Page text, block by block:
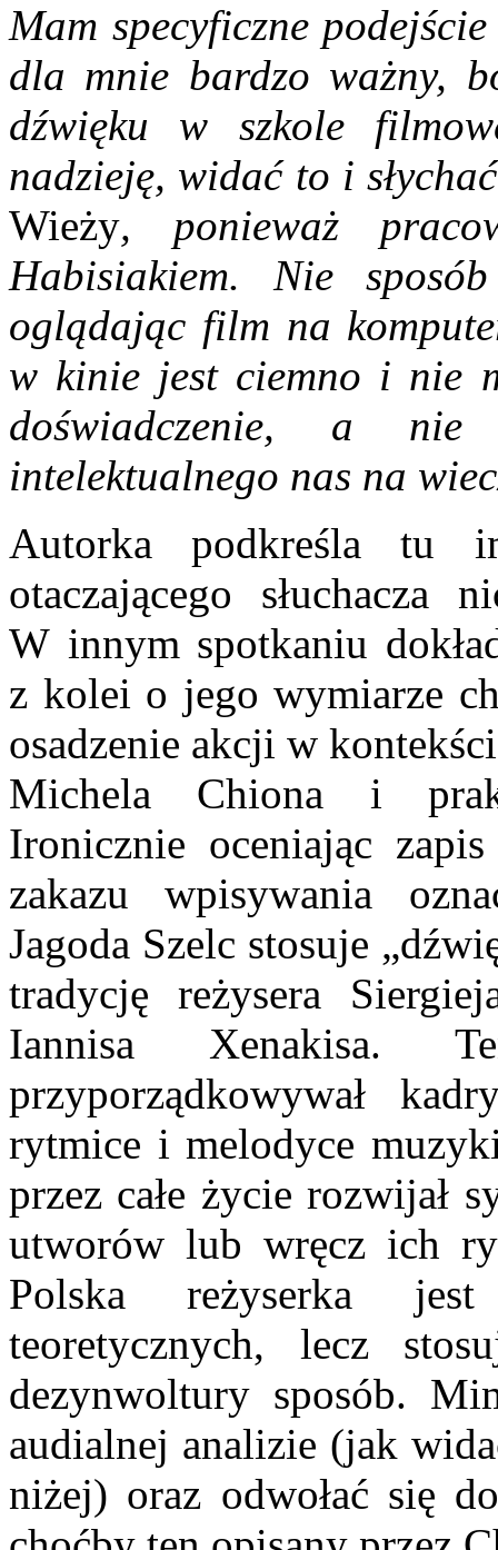
Mam specyficzne
dla mnie bardzo ważny,
dźwięku w szkole
nadzieję, widać to i
Wieży, ponieważ
Habisiakiem. Nie
oglądając film na
w kinie jest ciemno i nie
doświadczenie, a
intelektualnego nas na
Autorka podkreśla tu
otaczającego
W innym spotkaniu
z kolei o jego wymiarze
osadzenie akcji w
Michela Chiona i
Ironicznie oceniając
zakazu wpisywania
Jagoda Szelc stosuje
tradycję reżysera
Iannisa Xenakisa.
przyporządkowywał
rytmice i melodyce
przez całe życie rozwijał
utworów lub wręcz ich
Polska reżyserka
teoretycznych, lecz
dezynwoltury sposób.
audialnej analizie (jak
niżej) oraz odwołać się